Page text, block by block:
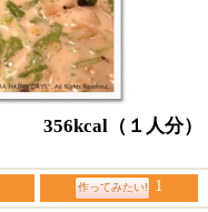
356kcal （１人分）
作ってみたい! 1